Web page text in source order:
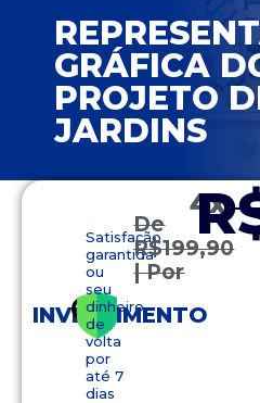
GRÁFICA
PROJETO
JARDINS
INVESTIMENTO
Satisfação
garantida
ou
seu
dinheiro
de
volta
por
até 7
dias
De
R$199,90
| Por
4x